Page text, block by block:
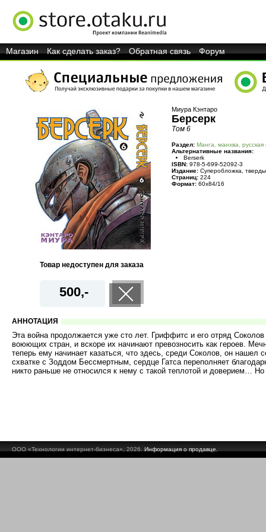
Магазин Как сделать заказ? Обратная связь Форум
Миура Кэнтаро
Берсерк
Том 6
Раздел: Манга, манхва, русская
Альтернативные названия:
Berserk
ISBN: 978-5-699-52092-3
Издание: Суперобложка,
Страниц: 224
Формат: 60x84/16
Товар недоступен для заказа
500,-
АННОТАЦИЯ
Эта война продолжается уже сто лет. Гриффитс и его отряд
воюющих стран, и вскоре их начинают превозносить как героев.
теперь ему начинает казаться, что здесь, среди Соколов, он нашел
схватке с Зоддом Бессмертным, сердце Гатса переполняет
никто раньше не относился к нему с такой теплотой и доверием…
ООО «Технологии интернет-бизнеса», 2026. Информация о продавце.